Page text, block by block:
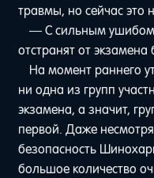
травмы, но сейчас это
— С сильным
отстранят от
На момент раннего
ни одна из групп
экзамена, а значит,
первой. Даже
безопасность
большое количество